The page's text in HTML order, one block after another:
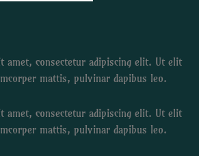
amet, consectetur adipiscing elit. Ut elit
mattis, pulvinar dapibus leo.
amet, consectetur adipiscing elit. Ut elit
mattis, pulvinar dapibus leo.